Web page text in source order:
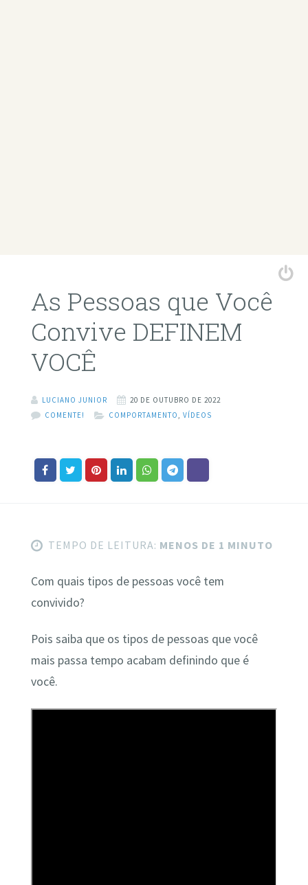
As Pessoas que Você
Convive DEFINEM
VOCÊ
LUCIANO JUNIOR
20 DE OUTUBRO DE 2022
COMENTE!
COMPORTAMENTO VÍDEOS
TEMPO DE LEITURA: MENOS DE 1 MINUTO
Com quais tipos de pessoas você tem
convivido?
Pois saiba que os tipos de pessoas que você
mais passa tempo acabam definindo que é
você.